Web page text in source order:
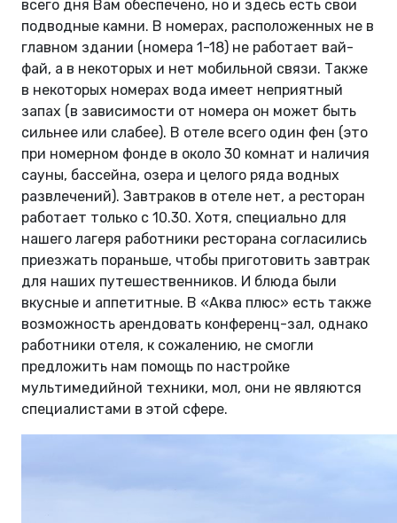
всего дня Вам обеспечено, но и здесь есть свои
подводные камни. В номерах, расположенных не в
главном здании (номера 1-18) не работает вай-
фай, а в некоторых и нет мобильной связи. Также
в некоторых номерах вода имеет неприятный
запах (в зависимости от номера он может быть
сильнее или слабее). В отеле всего один фен (это
при номерном фонде в около 30 комнат и наличия
сауны, бассейна, озера и целого ряда водных
развлечений). Завтраков в отеле нет, а ресторан
работает только с 10.30. Хотя, специально для
нашего лагеря работники ресторана согласились
приезжать пораньше, чтобы приготовить завтрак
для наших путешественников. И блюда были
вкусные и аппетитные. В «Аква плюс» есть также
возможность арендовать конференц-зал, однако
работники отеля, к сожалению, не смогли
предложить нам помощь по настройке
мультимедийной техники, мол, они не являются
специалистами в этой сфере.